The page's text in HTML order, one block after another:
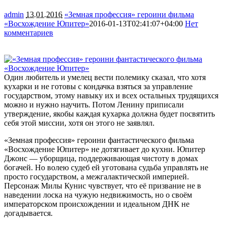
admin 13.01.2016 «Земная профессия» героини фильма
«Восхождение Юпитер»2016-01-13T02:41:07+04:00 Нет
комментариев
Один любитель и умелец вести полемику сказал, что хотя
кухарки и не готовы с кондачка взяться за управление
государством, этому навыку их и всех остальных трудящихся
можно и нужно научить. Потом Ленину приписали
утверждение, якобы каждая кухарка должна будет посвятить
себя этой миссии, хотя он этого не заявлял.
«Земная профессия» героини фантастического фильма
«Восхождение Юпитер» не дотягивает до кухни. Юпитер
Джонс — уборщица, поддерживающая чистоту в домах
богачей. Но волею судеб ей уготована судьба управлять не
просто государством, а межгалактической империей.
Персонаж Милы Кунис чувствует, что её призвание не в
наведении лоска на чужую недвижимость, но о своём
императорском происхождении и идеальном ДНК не
догадывается.